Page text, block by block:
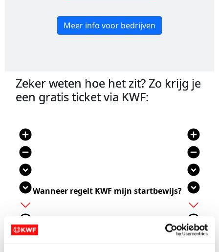
Meer info voor bedrijven
Zeker weten hoe het zit? Zo krijg je
een gratis ticket via KWF:
add_circle
remove_circle
expand_circle_down
expand_circle_down
add
add_circle_outline
remove_circle_outline
Wanneer regelt KWF mijn startbewijs?
add_circle
remove_circle
expand_circle_down
expand_circle_down
add
add_circle_outline
remove_circle_outline